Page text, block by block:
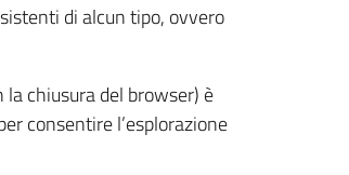
di alcun tipo, ovvero
la chiusura del browser) è
consentire l’esplorazione